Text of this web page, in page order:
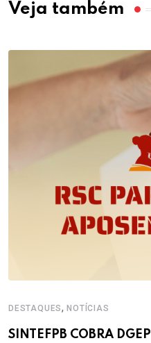
Veja também
DESTAQUES,NOTÍCIAS
SINTEFPB COBRA DGEP